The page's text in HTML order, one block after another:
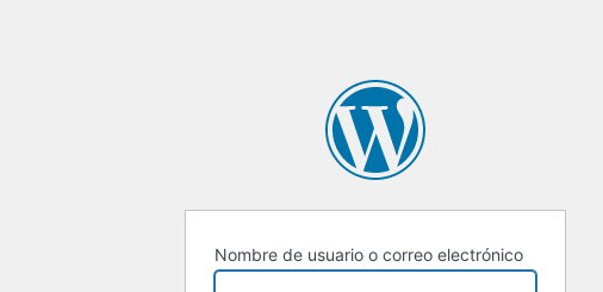
Nombre de usuario o correo electrónico